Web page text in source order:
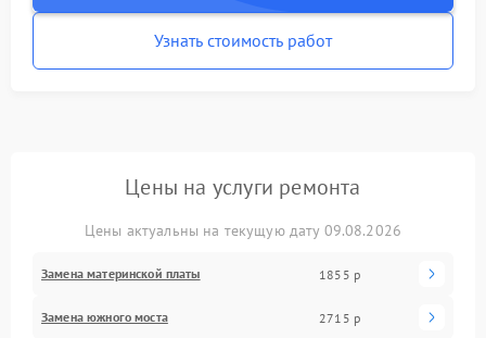
Узнать стоимость работ
Цены на услуги ремонта
Цены актуальны на текущую дату 09.08.2026
Замена материнской платы 1855 р
Замена южного моста 2715 р